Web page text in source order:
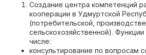
Создание центра компетенций
кооперации в Удмуртской
(потребительской,
сельскохозяйственной).
числе:
консультирование по вопросам